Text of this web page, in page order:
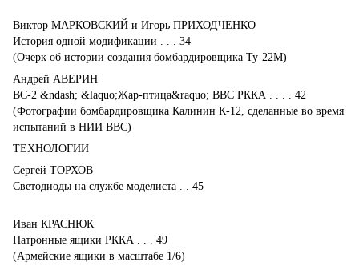
Виктор МАРКОВСКИЙ и Игорь ПРИХОДЧЕНКО
История одной модификации . . . 34
(Очерк об истории создания бомбардировщика Ту-22М)
Андрей АВЕРИН
ВС-2 &ndash; &laquo;Жар-птица&raquo; ВВС РККА . . . . 42
(Фотографии бомбардировщика Калинин К-12, сделанные во время
испытаний в НИИ ВВС)
ТЕХНОЛОГИИ
Сергей ТОРХОВ
Светодиоды на службе моделиста . . 45
Иван КРАСНЮК
Патронные ящики РККА . . . 49
(Армейские ящики в масштабе 1/6)